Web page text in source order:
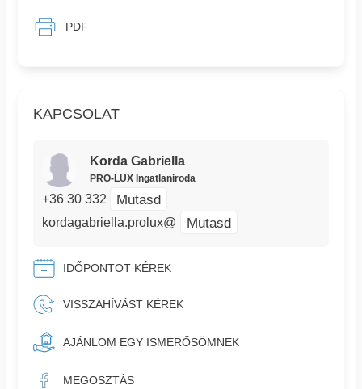
KAPCSOLAT
Korda Gabriella
PRO-LUX Ingatlaniroda
+36 30 332 Mutasd
kordagabriella.prolux@ Mutasd
IDŐPONTOT KÉREK
VISSZAHÍVÁST KÉREK
AJÁNLOM EGY ISMERŐSÖMNEK
MEGOSZTÁS
PDF